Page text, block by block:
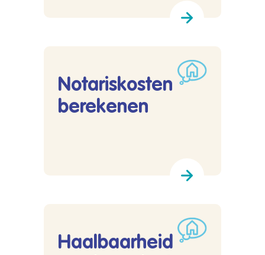
Notariskosten
berekenen
Haalbaarheid